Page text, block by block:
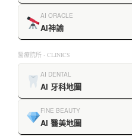
AI ORACLE
AI神諭
醫療院所 · CLINICS
AI DENTAL
AI 牙科地圖
FINE BEAUTY
AI 醫美地圖